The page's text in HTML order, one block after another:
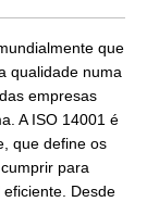
que
qualidade numa
empresas
A ISO 14001 é
que define os
para
Desde